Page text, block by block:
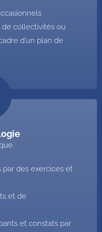
de collectivités ou
d’un plan de
des exercices et
et de
et constats par